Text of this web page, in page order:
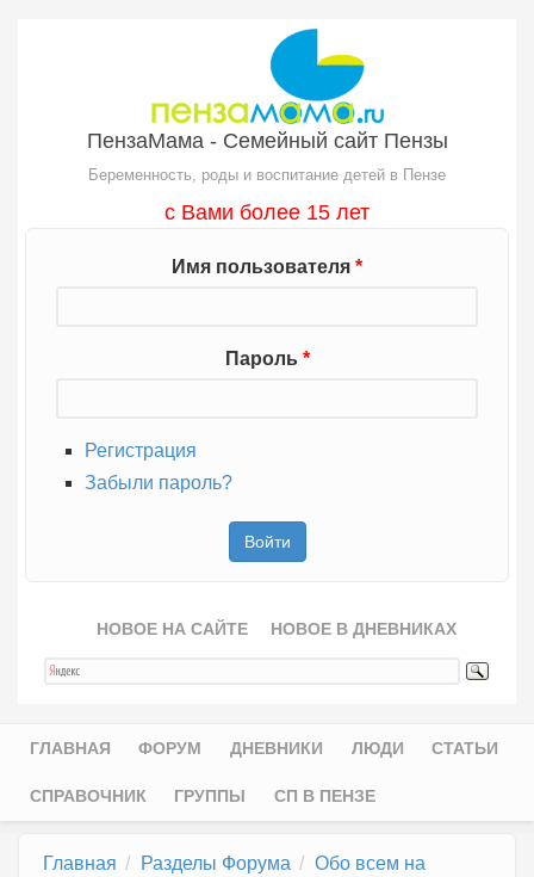
ПензаМама - Семейный сайт Пензы
Беременность, роды и воспитание детей в Пензе
с Вами более 15 лет
Имя пользователя *
Пароль *
Регистрация
Забыли пароль?
НОВОЕ НА САЙТЕ НОВОЕ В ДНЕВНИКАХ
Главное меню
ГЛАВНАЯ ФОРУМ ДНЕВНИКИ ЛЮДИ СТАТЬИ
СПРАВОЧНИК ГРУППЫ СП В ПЕНЗЕ
Главная Разделы Форума
Обо всем на